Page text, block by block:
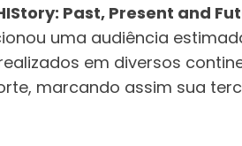
Past, Present and
uma audiência
em diversos
marcando assim sua